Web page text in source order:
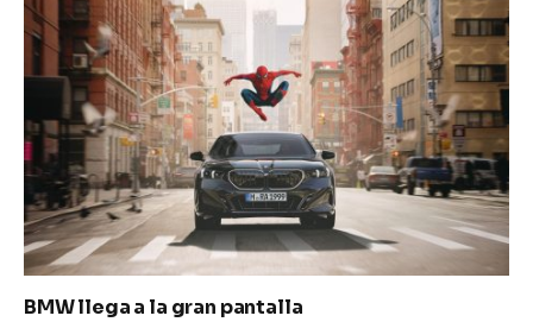
BMW llega a la gran pantalla